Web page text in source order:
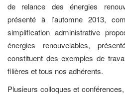
de relance des énergies
présenté à l’automne 2013,
simplification administrative
énergies renouvelables,
constituent des exemples de
filières et tous nos adhérents.
Plusieurs colloques et